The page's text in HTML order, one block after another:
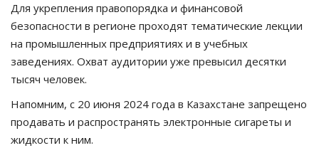
Для укрепления правопорядка и финансовой
безопасности в регионе проходят тематические лекции
на промышленных предприятиях и в учебных
заведениях. Охват аудитории уже превысил десятки
тысяч человек.
Напомним, с 20 июня 2024 года в Казахстане запрещено
продавать и распространять электронные сигареты и
жидкости к ним.